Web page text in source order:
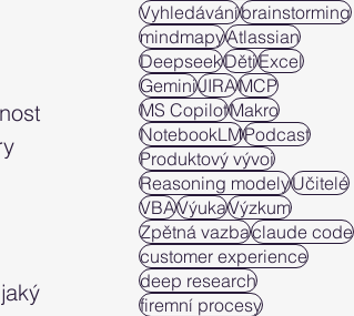
Vyhledáváníbrainstorming
mindmapyAtlassian
DeepseekDětiExcel
GeminiJIRAMCP
MS CopilotMakro
NotebookLMPodcast
Produktový vývoj
Reasoning modelyUčitelé
VBAVýukaVýzkum
Zpětná vazbaclaude code
customer experience
deep research
firemní procesy